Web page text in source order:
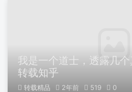
我是一个道士，透露几
转载知乎
转载精品 2年前 519 0